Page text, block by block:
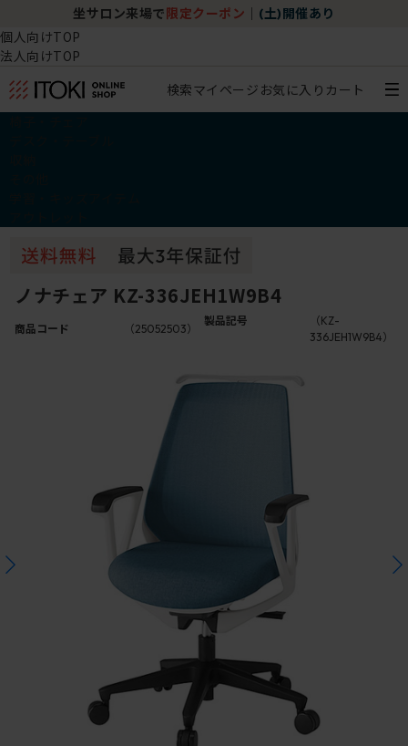
坐サロン来場で 限定クーポン (土)開催あり
個人向けTOP
法人向けTOP
検索マイページ お気に入り カート
ノナチェア KZ-336JEH1W9B4
商品コード （25052503）
製品記号
（KZ-
336JEH1W9B4）